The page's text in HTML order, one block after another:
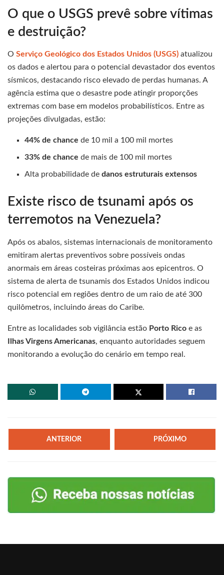
O que o USGS prevê sobre vítimas
e destruição?
O Serviço Geológico dos Estados Unidos (USGS) atualizou
os dados e alertou para o potencial devastador dos eventos
sísmicos, destacando risco elevado de perdas humanas. A
agência estima que o desastre pode atingir proporções
extremas com base em modelos probabilísticos. Entre as
projeções divulgadas, estão:
44% de chance de 10 mil a 100 mil mortes
33% de chance de mais de 100 mil mortes
Alta probabilidade dedanos estruturais extensos
Existe risco de tsunami após os
terremotos na Venezuela?
Após os abalos, sistemas internacionais de monitoramento
emitiram alertas preventivos sobre possíveis ondas
anormais em áreas costeiras próximas aos epicentros. O
sistema de alerta de tsunamis dos Estados Unidos indicou
risco potencial em regiões dentro de um raio de até 300
quilômetros, incluindo áreas do Caribe.
Entre as localidades sob vigilância estão Porto Rico e as
Ilhas Virgens Americanas, enquanto autoridades seguem
monitorando a evolução do cenário em tempo real.
ANTERIOR PRÓXIMO